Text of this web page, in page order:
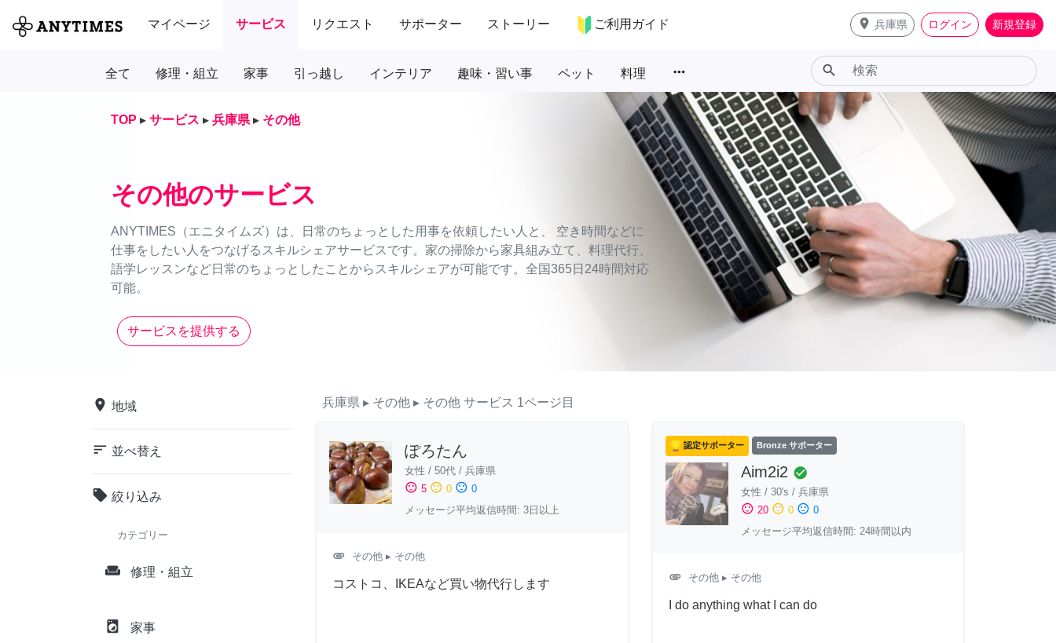
マイページ サービス リクエスト サポーター ストーリー ご利用ガイド place 兵庫県 ログイン 新規登録
全て 修理・組立 家事 引っ越し インテリア 趣味・習い事 ペット 料理 more_horiz search
TOP ▸ サービス ▸ 兵庫県 ▸ その他
その他のサービス
ANYTIMES（エニタイムズ）は、日常のちょっとした用事を依頼したい人と、 空き時間などに
仕事をしたい人をつなげるスキルシェアサービスです。家の掃除から家具組み立て、料理代行、
語学レッスンなど日常のちょっとしたことからスキルシェアが可能です。全国365日24時間対応
可能。
サービスを提供する
place 地域
sort 並べ替え
local_offer 絞り込み
カテゴリー
weekend 修理・組立
local_laundry_service 家事
兵庫県 ▸ その他 ▸ その他 サービス 1ページ目
ぽろたん
女性 / 50代 / 兵庫県
sentiment_satisfied 5 sentiment_neutral 0 sentiment_dissatisfied 0
メッセージ平均返信時間: 3日以上
attachment その他 ▸ その他
コストコ、IKEAなど買い物代行します
認定サポーター Bronze サポーター
Aim2i2 check_circle
女性 / 30's / 兵庫県
sentiment_satisfied 20 sentiment_neutral 0 sentiment_dissatisfied 0
メッセージ平均返信時間: 24時間以内
attachment その他▸ その他
I do anything what I can do